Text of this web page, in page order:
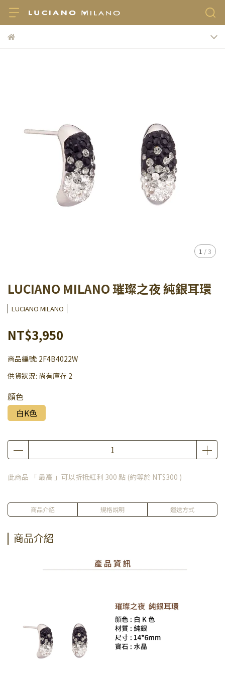
1 /3
LUCIANO MILANO 璀璨之夜 純銀耳環
LUCIANO MILANO
NT$3,950
商品編號: 2F4B4022W
供貨狀況: 尚有庫存 2
顏色
白K色
此商品 「 最高 」可以折抵紅利 300 點 (約等於 NT$300 )
商品介紹 規格說明 運送方式
商品介紹